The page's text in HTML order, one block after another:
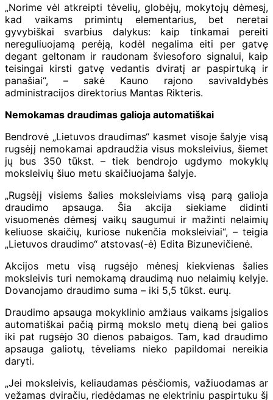
„Norime vėl atkreipti tėvelių, globėjų, mokytojų dėmesį,
kad vaikams primintų elementarius, bet neretai
gyvybiškai svarbius dalykus: kaip tinkamai pereiti
nereguliuojamą perėją, kodėl negalima eiti per gatvę
degant geltonam ir raudonam šviesoforo signalui, kaip
teisingai kirsti gatvę vedantis dviratį ar paspirtuką ir
panašiai“, – sakė Kauno rajono savivaldybės
administracijos direktorius Mantas Rikteris.
Nemokamas draudimas galioja automatiškai
Bendrovė „Lietuvos draudimas“ kasmet visoje šalyje visą
rugsėjį nemokamai apdraudžia visus moksleivius, šiemet
jų bus 350 tūkst. – tiek bendrojo ugdymo mokyklų
moksleivių šiuo metu skaičiuojama šalyje.
„Rugsėjį visiems šalies moksleiviams visą parą galioja
draudimo apsauga. Šia akcija siekiame didinti
visuomenės dėmesį vaikų saugumui ir mažinti nelaimių
keliuose skaičių, kuriose nukenčia moksleiviai“, – teigia
„Lietuvos draudimo“ atstovas(-ė) Edita Bizunevičienė.
Akcijos metu visą rugsėjo mėnesį kiekvienas šalies
moksleivis turi nemokamą draudimą nuo nelaimių kelyje.
Dovanojamo draudimo suma – iki 5,5 tūkst. eurų.
Draudimo apsauga mokyklinio amžiaus vaikams įsigalios
automatiškai pačią pirmą mokslo metų dieną bei galios
iki pat rugsėjo 30 dienos pabaigos. Tam, kad draudimo
apsauga galiotų, tėveliams nieko papildomai nereikia
daryti.
„Jei moksleivis, keliaudamas pėsčiomis, važiuodamas ar
vežamas dviračiu, riedėdamas ne elektriniu paspirtuku šį